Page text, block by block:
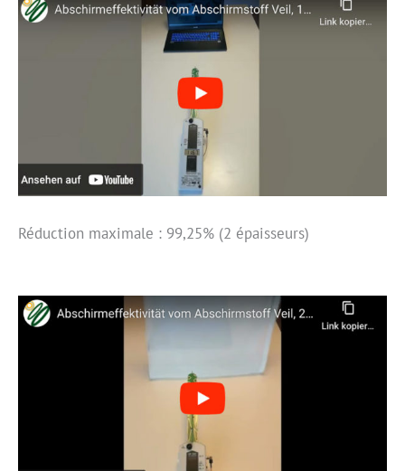
Réduction maximale : 99,25% (2 épaisseurs)